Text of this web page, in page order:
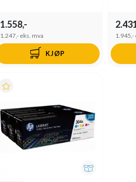
1.558,-
1.247,- eks. mva
KJØP
1.945,-